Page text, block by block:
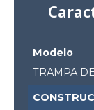
Modelo
TRAMPA